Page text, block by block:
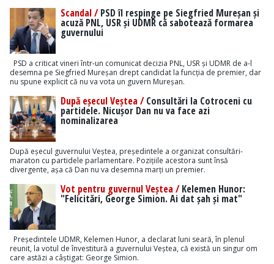
Scandal /PSD îl respinge pe Siegfried Mureșan și
acuză PNL, USR și UDMR că sabotează formarea
guvernului
PSD a criticat vineri într-un comunicat decizia PNL, USR și UDMR de a-l
desemna pe Siegfried Mureșan drept candidat la funcția de premier, dar
nu spune explicit că nu va vota un guvern Mureșan.
După eșecul Veștea /Consultări la Cotroceni cu
partidele. Nicușor Dan nu va face azi
nominalizarea
După eșecul guvernului Veștea, președintele a organizat consultări-
maraton cu partidele parlamentare. Pozițiile acestora sunt însă
divergente, așa că Dan nu va desemna marți un premier.
Vot pentru guvernul Veștea /Kelemen Hunor:
"Felicitări, George Simion. Ai dat șah și mat"
Președintele UDMR, Kelemen Hunor, a declarat luni seară, în plenul
reunit, la votul de învestitură a guvernului Veștea, că există un singur om
care astăzi a câștigat: George Simion.